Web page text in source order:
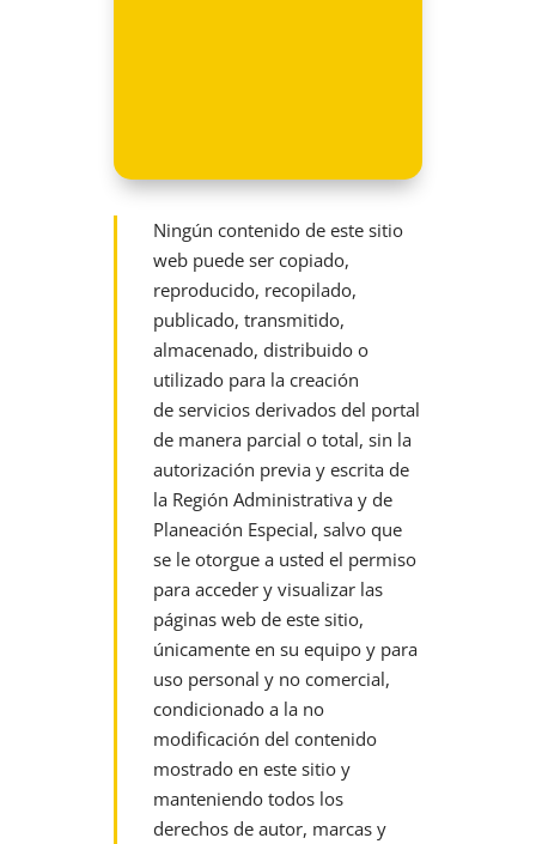
Ningún contenido de este sitio
web puede ser copiado,
reproducido, recopilado,
publicado, transmitido,
almacenado, distribuido o
utilizado para la creación
de servicios derivados del portal
de manera parcial o total, sin la
autorización previa y escrita de
la Región Administrativa y de
Planeación Especial, salvo que
se le otorgue a usted el permiso
para acceder y visualizar las
páginas web de este sitio,
únicamente en su equipo y para
uso personal y no comercial,
condicionado a la no
modificación del contenido
mostrado en este sitio y
manteniendo todos los
derechos de autor, marcas y